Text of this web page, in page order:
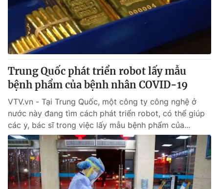
Trung Quốc phát triển robot lấy mẫu
bệnh phẩm của bệnh nhân COVID-19
VTV.vn - Tại Trung Quốc, một công ty công nghệ ở
nước này đang tìm cách phát triển robot, có thể giúp
các y, bác sĩ trong việc lấy mẫu bệnh phẩm của...